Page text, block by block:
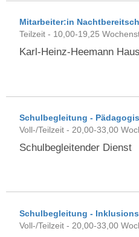
Mitarbeiter:in
Teilzeit - 10,00-19,25
Karl-Heinz-Heemann Haus
Schulbegleitung -
Voll-/Teilzeit - 20,00-33,00
Schulbegleitender Dienst
Schulbegleitung -
Voll-/Teilzeit - 20,00-33,00